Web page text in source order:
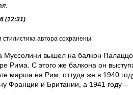
(12:31)
автора сохранены
Муссолини вышел на балкон Палаццо
Рима. С этого же балкона он
марша на Рим, оттуда же в 1940
Франции и Британии, а 1941 году –